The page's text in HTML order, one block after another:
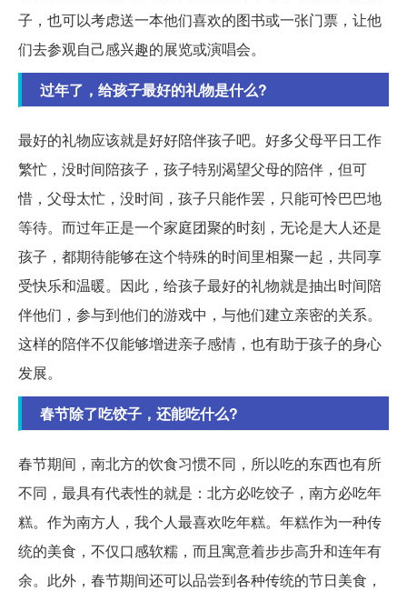
子，也可以考虑送一本他们喜欢的图书或一张门票，让他
们去参观自己感兴趣的展览或演唱会。
过年了，给孩子最好的礼物是什么?
最好的礼物应该就是好好陪伴孩子吧。好多父母平日工作
繁忙，没时间陪孩子，孩子特别渴望父母的陪伴，但可
惜，父母太忙，没时间，孩子只能作罢，只能可怜巴巴地
等待。而过年正是一个家庭团聚的时刻，无论是大人还是
孩子，都期待能够在这个特殊的时间里相聚一起，共同享
受快乐和温暖。因此，给孩子最好的礼物就是抽出时间陪
伴他们，参与到他们的游戏中，与他们建立亲密的关系。
这样的陪伴不仅能够增进亲子感情，也有助于孩子的身心
发展。
春节除了吃饺子，还能吃什么?
春节期间，南北方的饮食习惯不同，所以吃的东西也有所
不同，最具有代表性的就是：北方必吃饺子，南方必吃年
糕。作为南方人，我个人最喜欢吃年糕。年糕作为一种传
统的美食，不仅口感软糯，而且寓意着步步高升和连年有
余。此外，春节期间还可以品尝到各种传统的节日美食，